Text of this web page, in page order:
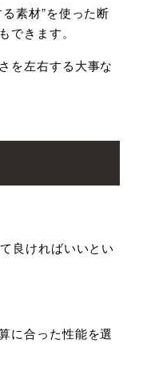
素材”を使った断
できます。
を左右する大事な
良ければいいとい
に合った性能を選